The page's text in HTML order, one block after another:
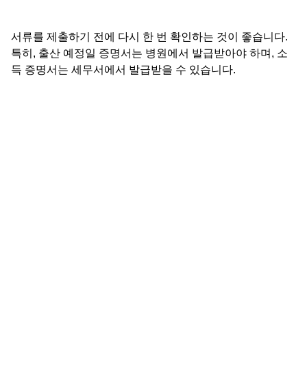
서류를 제출하기 전에 다시 한 번 확인하는 것이 좋습니다.
특히, 출산 예정일 증명서는 병원에서 발급받아야 하며, 소
득 증명서는 세무서에서 발급받을 수 있습니다.